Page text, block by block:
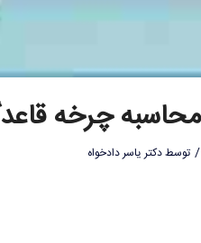
چرخه
/ توسطدکتر یاسر دادخواه